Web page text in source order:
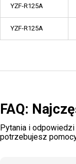
YZF-R125A
YZF-R125A
FAQ:
Pytania i
potrzebujesz